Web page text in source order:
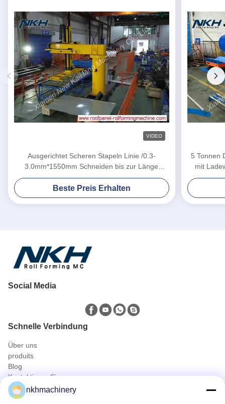
VIDEO
Ausgerichtet Scheren Stapeln Linie /0.3-
3.0mm*1550mm Schneiden bis zur Länge
Maschine kundenspezifische Maschine
automatisierte Blechverarbeitung Linie
Beste Preis Erhalten
5 Tonnen
mit
Social Media
Schnelle Verbindung
Über uns
produits
Blog
Kontaktieren Sie uns
Produitsnkhmachinery